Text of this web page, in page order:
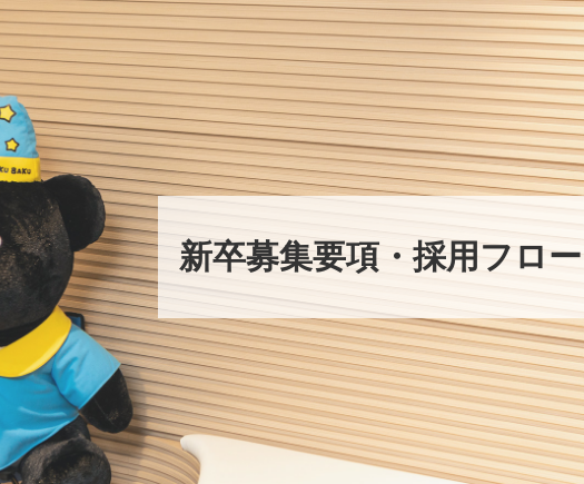
新卒募集要項・採用フロー